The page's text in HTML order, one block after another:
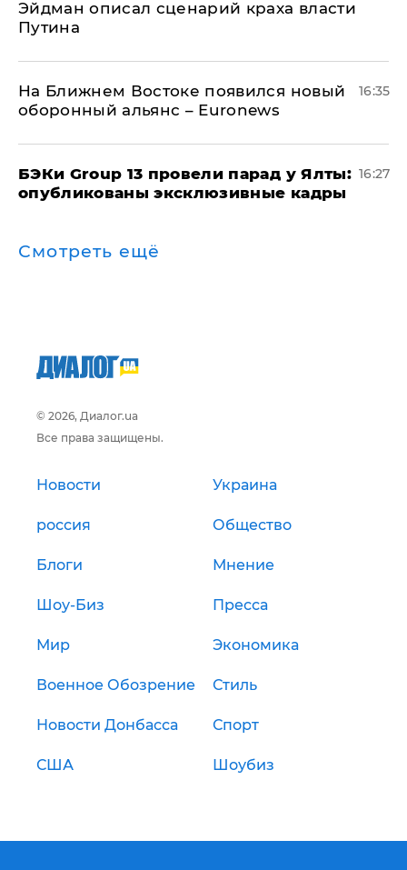
Эйдман описал сценарий краха власти
Путина
На Ближнем Востоке появился новый
оборонный альянс – Euronews
16:35
​БЭКи Group 13 провели парад у Ялты:
опубликованы эксклюзивные кадры
16:27
Смотреть ещё
© 2026, Диалог.ua
Все права защищены.
Новости Украина
россия Общество
Блоги Мнение
Шоу-Биз Пресса
Мир Экономика
Военное Обозрение Стиль
Новости Донбасса Спорт
США Шоубиз